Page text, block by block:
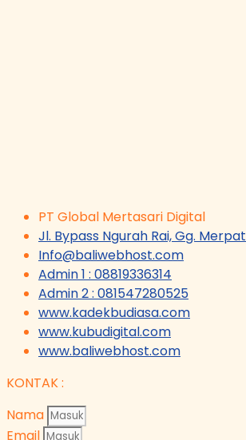
PT Global Mertasari Digital
Jl. Bypass Ngurah Rai, Gg.
Info@baliwebhost.com
Admin 1 : 08819336314
Admin 2 : 081547280525
www.kadekbudiasa.com
www.kubudigital.com
www.baliwebhost.com
KONTAK :
Nama
Email